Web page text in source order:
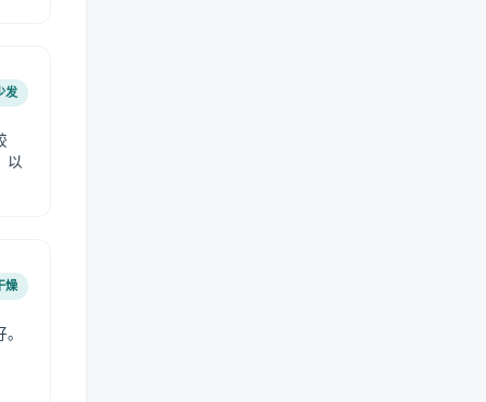
发
以
燥